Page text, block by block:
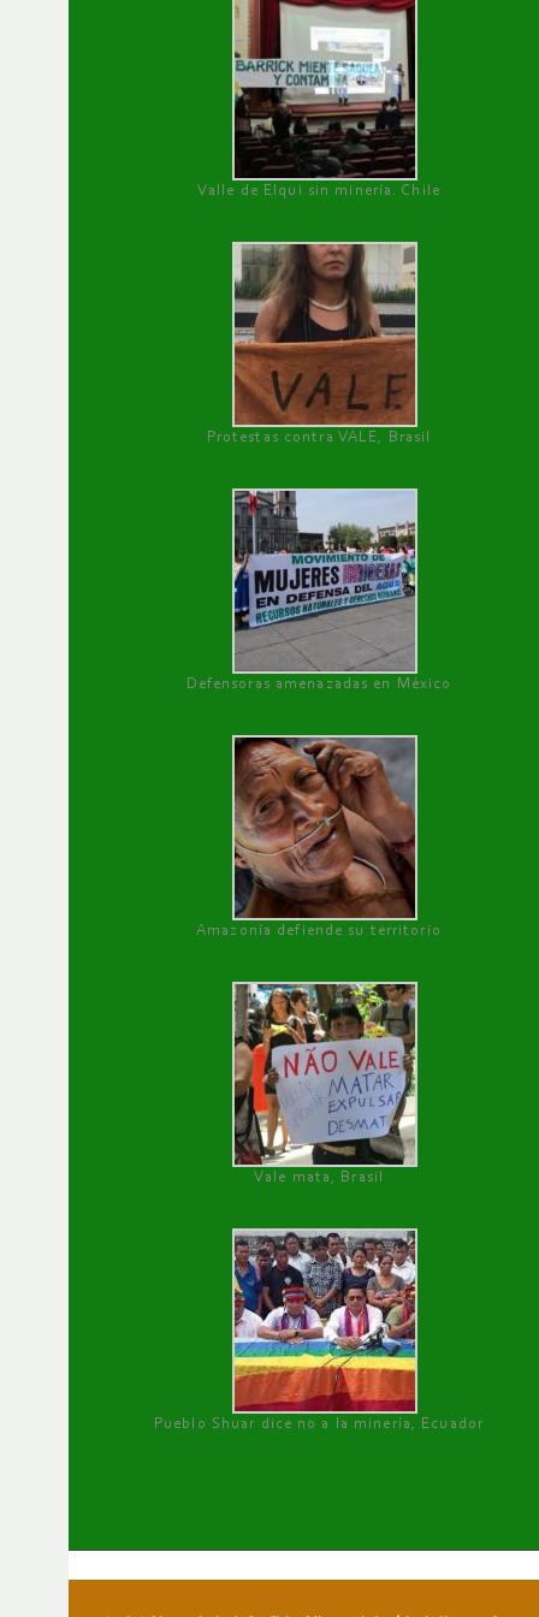
Valle de Elqui sin minería. Chile
Protestas contra VALE, Brasil
Defensoras amenazadas en México
Amazonía defiende su territorio
Vale mata, Brasil
Pueblo Shuar dice no a la minería, Ecuador